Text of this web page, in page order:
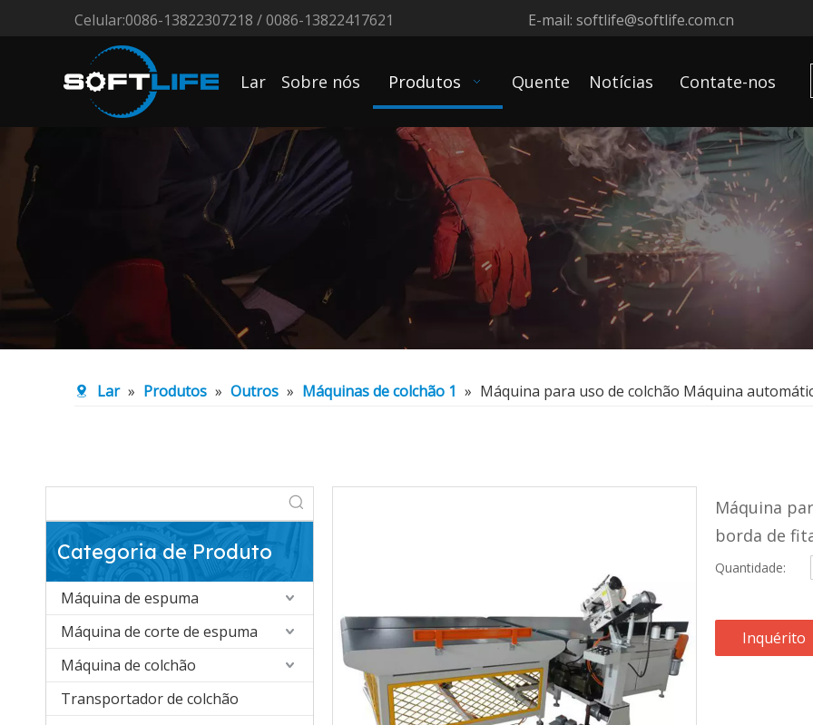
Celular:0086-13822307218 / 0086-13822417621 E-mail: softlife@softlife.com.cn
Lar Sobre nós Produtos Quente Notícias Contate-nos
Lar » Produtos » Outros » Máquinas de colchão 1 » Máquina para uso de colchão Máquina
Categoria de Produto
Máquina de espuma
Máquina de corte de espuma
Máquina de colchão
Transportador de colchão
Máquina
borda de
Quantidade:
Inquérito